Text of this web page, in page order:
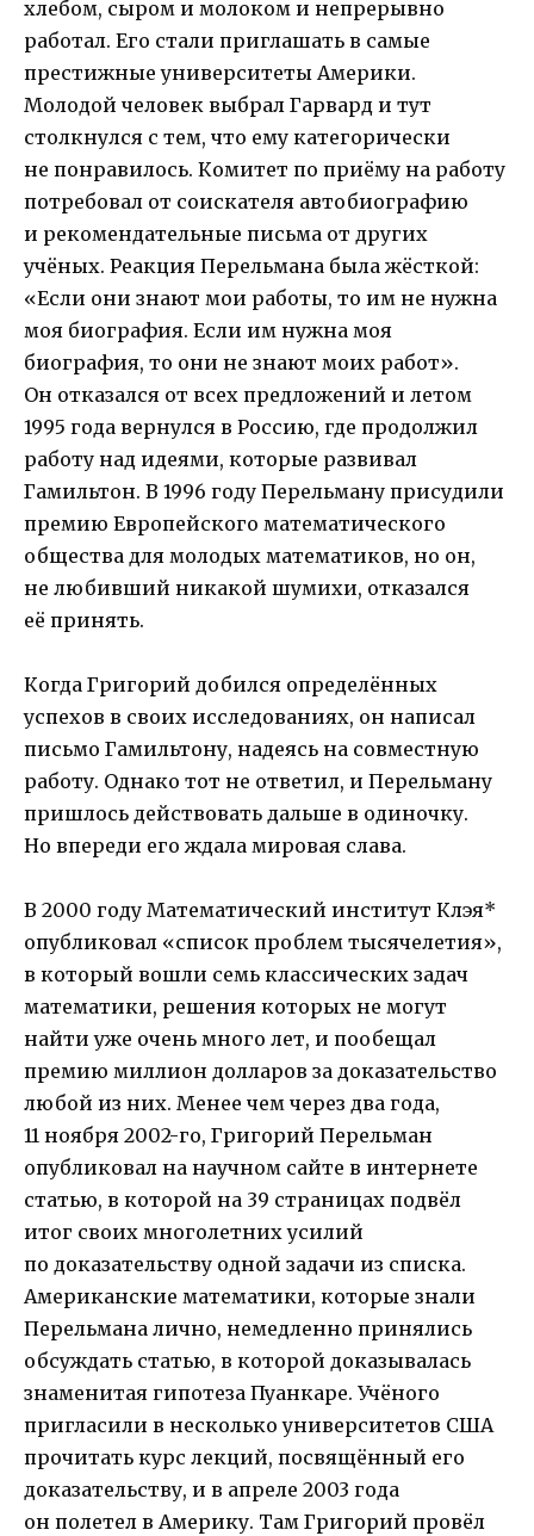
хлебом, сыром и молоком и непрерывно
работал. Его стали приглашать в самые
престижные университеты Америки.
Молодой человек выбрал Гарвард и тут
столкнулся с тем, что ему категорически
не понравилось. Комитет по приёму на работу
потребовал от соискателя автобиографию
и рекомендательные письма от других
учёных. Реакция Перельмана была жёсткой:
«Если они знают мои работы, то им не нужна
моя биография. Если им нужна моя
биография, то они не знают моих работ».
Он отказался от всех предложений и летом
1995 года вернулся в Россию, где продолжил
работу над идеями, которые развивал
Гамильтон. В 1996 году Перельману присудили
премию Европейского математического
общества для молодых математиков, но он,
не любивший никакой шумихи, отказался
её принять.
Когда Григорий добился определённых
успехов в своих исследованиях, он написал
письмо Гамильтону, надеясь на совместную
работу. Однако тот не ответил, и Перельману
пришлось действовать дальше в одиночку.
Но впереди его ждала мировая слава.
В 2000 году Математический институт Клэя*
опубликовал «список проблем тысячелетия»,
в который вошли семь классических задач
математики, решения которых не могут
найти уже очень много лет, и пообещал
премию миллион долларов за доказательство
любой из них. Менее чем через два года,
11 ноября 2002-го, Григорий Перельман
опубликовал на научном сайте в интернете
статью, в которой на 39 страницах подвёл
итог своих многолетних усилий
по доказательству одной задачи из списка.
Американские математики, которые знали
Перельмана лично, немедленно принялись
обсуждать статью, в которой доказывалась
знаменитая гипотеза Пуанкаре. Учёного
пригласили в несколько университетов США
прочитать курс лекций, посвящённый его
доказательству, и в апреле 2003 года
он полетел в Америку. Там Григорий провёл